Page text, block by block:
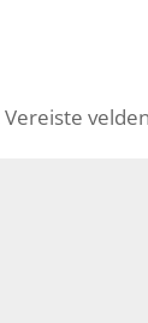
Vereiste